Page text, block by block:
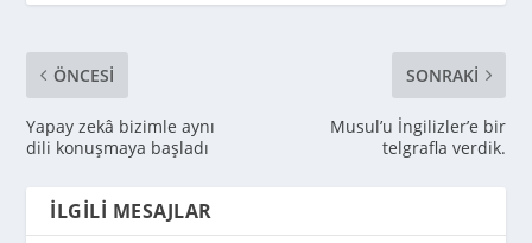
ÖNCESI
Yapay zekâ bizimle aynı
dili konuşmaya başladı
SONRAKI
Musul’u İngilizler’e bir
telgrafla verdik.
İLGILI MESAJLAR